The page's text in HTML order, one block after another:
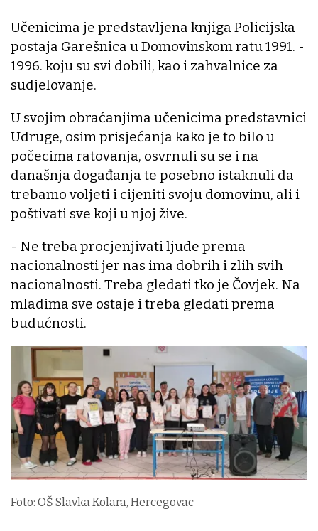
Učenicima je predstavljena knjiga Policijska
postaja Garešnica u Domovinskom ratu 1991. -
1996. koju su svi dobili, kao i zahvalnice za
sudjelovanje.
U svojim obraćanjima učenicima predstavnici
Udruge, osim prisjećanja kako je to bilo u
počecima ratovanja, osvrnuli su se i na
današnja događanja te posebno istaknuli da
trebamo voljeti i cijeniti svoju domovinu, ali i
poštivati sve koji u njoj žive.
- Ne treba procjenjivati ljude prema
nacionalnosti jer nas ima dobrih i zlih svih
nacionalnosti. Treba gledati tko je Čovjek. Na
mladima sve ostaje i treba gledati prema
budućnosti.
Foto: OŠ Slavka Kolara, Hercegovac